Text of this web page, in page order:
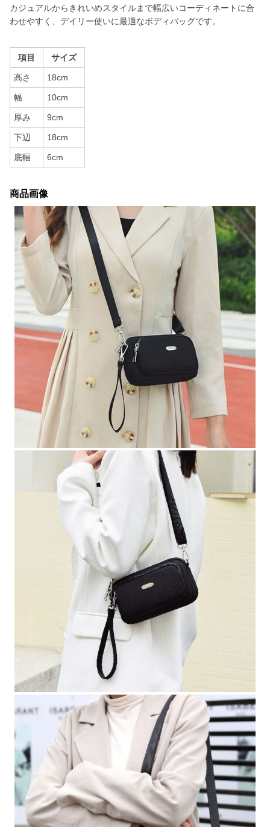
カジュアルからきれいめスタイルまで幅広いコーディネートに合
わせやすく、デイリー使いに最適なボディバッグです。
項目 サイズ
高さ 18cm
幅 10cm
厚み 9cm
下辺 18cm
底幅 6cm
商品画像